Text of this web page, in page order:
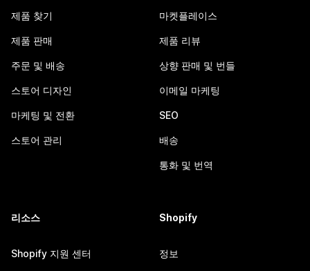
제품 찾기
제품 판매
주문 및 배송
스토어 디자인
마케팅 및 전환
스토어 관리
마켓플레이스
제품 리뷰
상향 판매 및 번들
이메일 마케팅
SEO
배송
통화 및 번역
리소스
Shopify 지원 센터
Shopify
정보